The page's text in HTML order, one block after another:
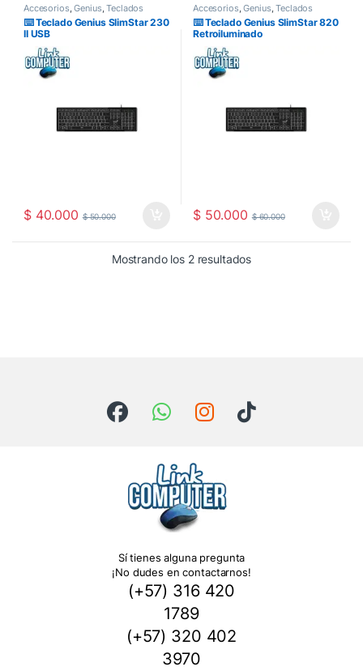
Accesorios ,Genius ,Teclados
⌨️ Teclado Genius SlimStar 230
II USB
$40.000 $50.000
Accesorios ,Genius ,Teclados
⌨️ Teclado Genius SlimStar 820
Retroiluminado
$50.000 $60.000
Mostrando los 2 resultadosOrdenado por los
Sí tienes alguna pregunta
¡No dudes en contactarnos!
(+57) 316 420
1789
(+57) 320 402
3970